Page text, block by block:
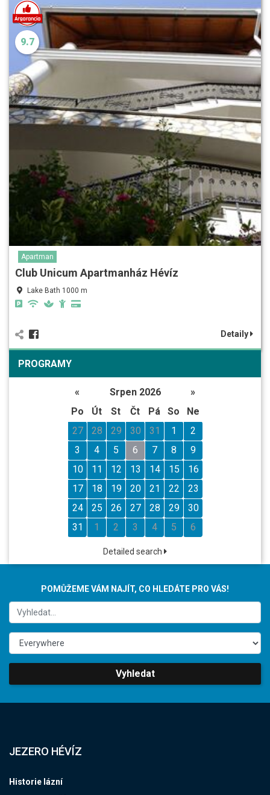
9.7
Apartman
Club Unicum Apartmanház Hévíz
Lake Bath 1000 m
Detaily
PROGRAMY
« Srpen 2026
»
Po
Út St Čt Pá So
Ne
27
28 29 30 31 1
2
3
4 5 6 7 8
9
10
11 12 13 14 15
16
17
18 19 20 21 22
23
24
25 26 27 28 29
30
31
1 2 3 4 5 6
Detailed search
POMŮŽEME VÁM NAJÍT, CO HLEDÁTE PRO VÁS!
Vyhledat
JEZERO HÉVÍZ
Historie lázní